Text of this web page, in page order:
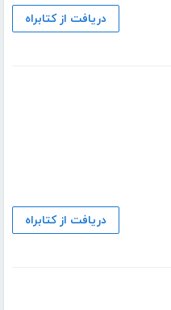
دریافت از کتابراه
دریافت از کتابراه